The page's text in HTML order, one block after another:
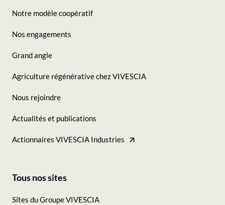
Seconde
colonne
Notre modèle coopératif
Nos engagements
Grand angle
Agriculture régénérative chez VIVESCIA
Nous rejoindre
Actualités et publications
Actionnaires VIVESCIA Industries
Tous nos sites
Sites du Groupe VIVESCIA